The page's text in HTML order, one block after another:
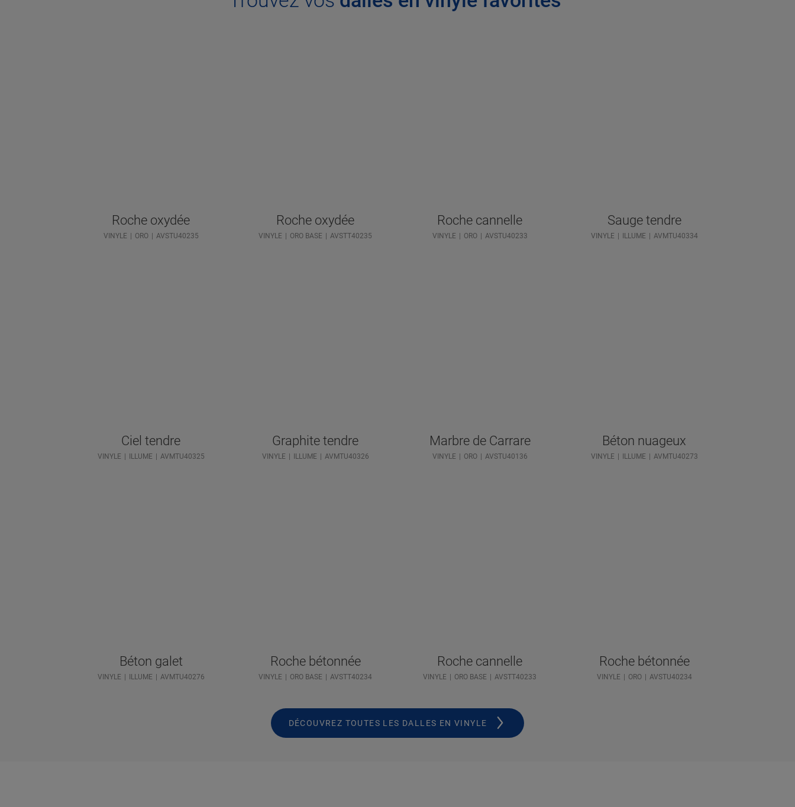
Roche oxydée
VINYLE ORO AVSTU40235
Roche oxydée
VINYLE ORO BASE AVSTT40235
Roche cannelle
VINYLE ORO AVSTU40233
Sauge tendre
VINYLE ILLUME AVMTU40334
Ciel tendre
VINYLE ILLUME AVMTU40325
Graphite tendre
VINYLE ILLUME AVMTU40326
Marbre de Carrare
VINYLE ORO AVSTU40136
Béton nuageux
VINYLE ILLUME AVMTU40273
Béton galet
VINYLE ILLUME AVMTU40276
Roche bétonnée
VINYLE ORO BASE AVSTT40234
Roche cannelle
VINYLE ORO BASE AVSTT40233
Roche bétonnée
VINYLE ORO AVSTU40234
DÉCOUVREZ TOUTES LES DALLES EN VINYLE